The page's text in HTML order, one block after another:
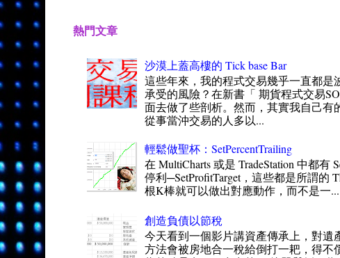
熱門文章
沙漠上蓋高樓的 Tick base Bar
這些年來，我的程式交易幾乎一直都
承受的風險？在新書「 期貨程式交易
面去做了些剖析。然而，其實我自己
從事當沖交易的人多以...
輕鬆做聖杯：SetPercentTrailing
在 MultiCharts 或是 TradeStation 中都有
停利─SetProfitTarget，這些都是所謂的
根K棒就可以做出對應動作，而不是一...
創造負債以節稅
今天看到一個影片講資產傳承上，對
方法會被房地合一稅給倒打一耙，得